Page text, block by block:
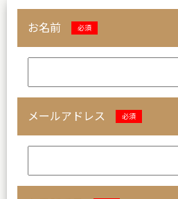
お名前 必須
メールアドレス 必須